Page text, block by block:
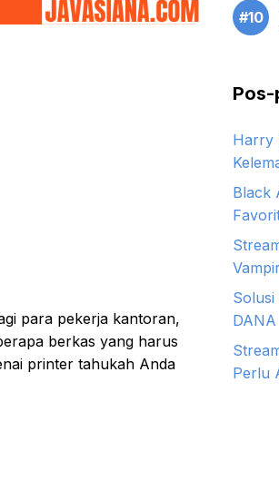
para pekerja kantoran,
berkas yang harus
printer tahukah Anda
#10
Pos-
Harry
Black
DANA
Perlu